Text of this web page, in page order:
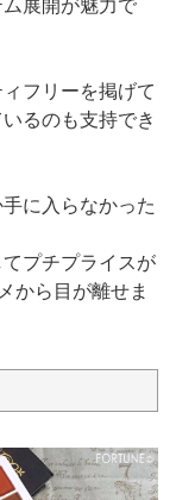
フリーを掲げて
るのも支持でき
に入らなかった
プチプライスが
から目が離せま